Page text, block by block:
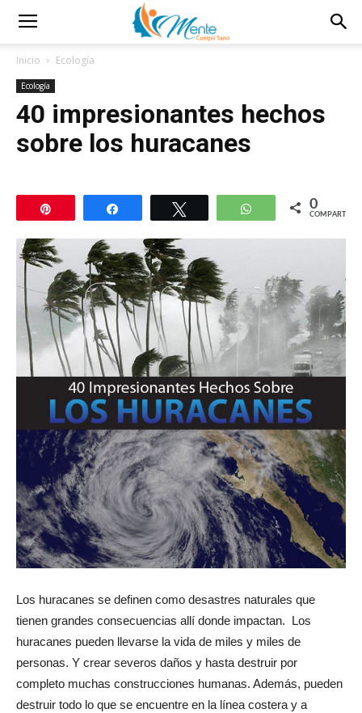
Inicio Ecología
Ecología
40 impresionantes hechos
sobre los huracanes
Compartir WhatsApp
0
COMPARTIR
Los huracanes se definen como desastres naturales que
tienen grandes consecuencias allí donde impactan. Los
huracanes pueden llevarse la vida de miles y miles de
personas. Y crear severos daños y hasta destruir por
completo muchas construcciones humanas. Además, pueden
destruir todo lo que se encuentre en la línea costera y a